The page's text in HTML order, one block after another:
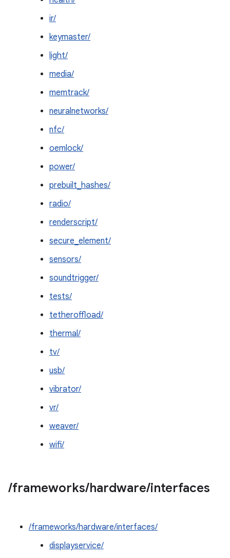
ir/
keymaster/
light/
media/
memtrack/
neuralnetworks/
nfc/
oemlock/
power/
prebuilt_hashes/
radio/
renderscript/
secure_element/
sensors/
soundtrigger/
tests/
tetheroffload/
thermal/
tv/
usb/
vibrator/
vr/
weaver/
wifi/
/frameworks/hardware/interfaces
/frameworks/hardware/interfaces/
displayservice/